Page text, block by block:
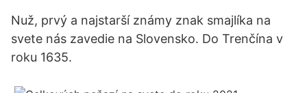
Nuž, prvý a najstarší známy znak smajlíka na
svete nás zavedie na Slovensko. Do Trenčína v
roku 1635.